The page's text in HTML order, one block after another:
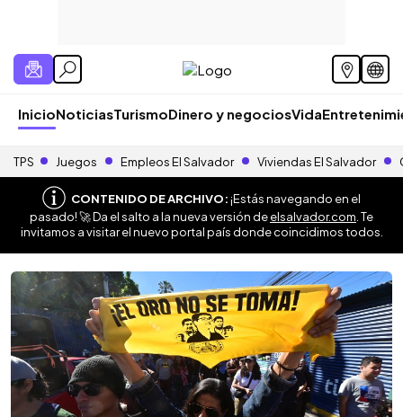
InicioNoticiasTurismoDinero y negociosVida
TPS Juegos Empleos El Salvador Viviendas El Salvador
CONTENIDO DE ARCHIVO:¡Estás navegando en el
pasado! 🚀 Da el salto a la nueva versión deelsalvador.com . Te
invitamos a visitar el nuevo portal país donde coincidimos todos.